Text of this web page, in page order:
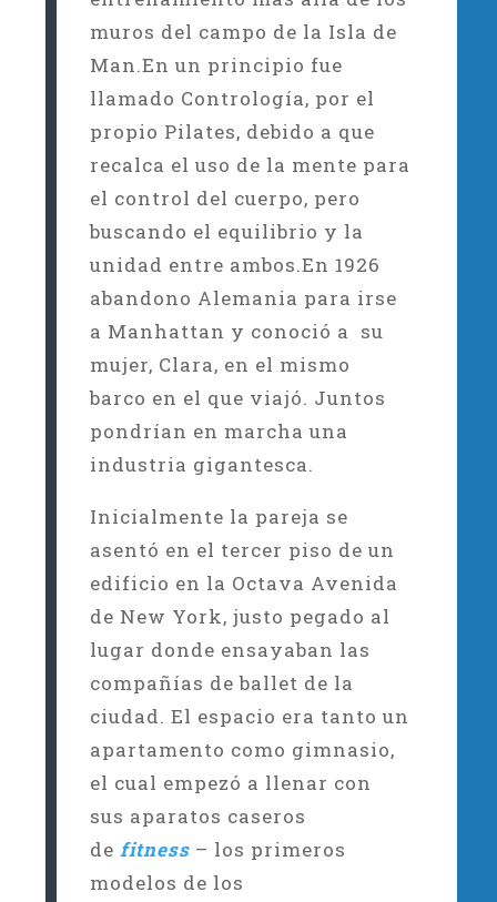
muros del campo de la Isla de
Man.En un principio fue
llamado Contrología, por el
propio Pilates, debido a que
recalca el uso de la mente para
el control del cuerpo, pero
buscando el equilibrio y la
unidad entre ambos.En 1926
abandono Alemania para irse
a Manhattan y conoció a su
mujer, Clara, en el mismo
barco en el que viajó. Juntos
pondrían en marcha una
industria gigantesca.
Inicialmente la pareja se
asentó en el tercer piso de un
edificio en la Octava Avenida
de New York, justo pegado al
lugar donde ensayaban las
compañías de ballet de la
ciudad. El espacio era tanto un
apartamento como gimnasio,
el cual empezó a llenar con
sus aparatos caseros
defitness – los primeros
modelos de los